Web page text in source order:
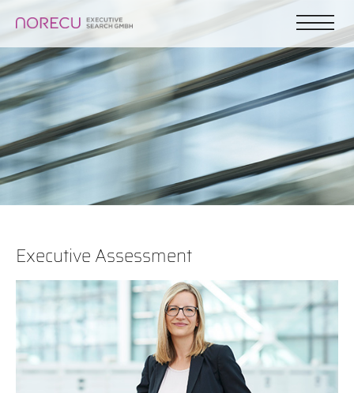
Executive Assessment